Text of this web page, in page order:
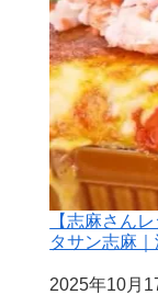
【志麻さん
タサン志麻
日付
2025年10月